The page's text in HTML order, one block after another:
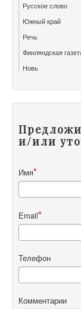
Русское слово
Южный край
Речь
Финляндская
Новь
и/или
Имя
Email
Телефон
Комментарии